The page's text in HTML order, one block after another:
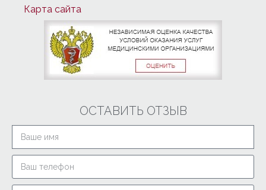
Карта сайта
ОСТАВИТЬ ОТЗЫВ